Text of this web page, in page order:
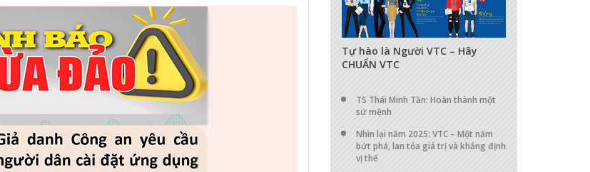
Tự hào là Người VTC – Hãy
CHUẨN VTC
TS Thái Minh Tần: Hoàn thành một
sứ mệnh
Nhìn lại năm 2025: VTC – Một năm
bứt phá, lan tỏa giá trị và khẳng định
vị thế